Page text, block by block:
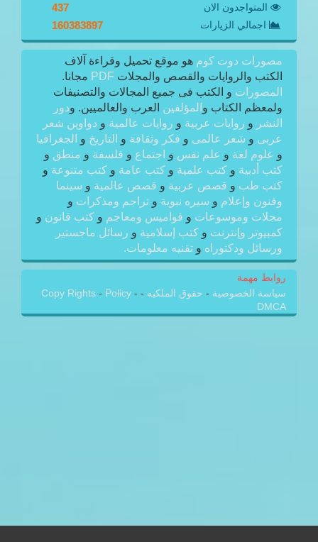
المتواجدون الان 437
اجمالي الزيارات 160383897
مصورات دوت كوم هو موقع تحميل وقراءة آلاف
الكتب والروايات والقصص والمجلات PDF مجانا.
المصورات و الكتب فى جميع المجالات والتصنيفات
ولمعظم الكتاب و المؤلفين العرب والعالميين. ودور
النشر و روايات عربية و روايات عالمية و دواوين شعر
عربى و شعر عالمى و فكر وثقافة و التاريخ و الجغرافيا
و علوم لغة و علم نفس و اجتماع و فلسفة و منطق و
كتب أدبية و كتب علمية و كتب عامة و كتب متنوعة و
كتب طب و قصص عربية و قصص عالمية و سينما
وفنون وإعلام و سيره نبوية و تراجم ومذكرات و
مجلات وموسوعات و قواميس ومعاجم و كتب قانون و
كمبيوتر وإنترنت و كتب إسلامية و رسائل ماجستير
ورسائل ودكتوراه و تقنيه معلومات.
روابط مهمة
سياسة الخصوصية - حقوق الملكيه -
Copy Rights - Policy -
DMCA